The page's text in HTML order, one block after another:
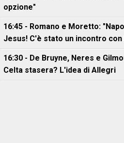
opzione"
16:45 - Romano e Moretto:
Jesus! C'è stato un incontro
16:30 - De Bruyne, Neres e
Celta stasera? L'idea di Allegri